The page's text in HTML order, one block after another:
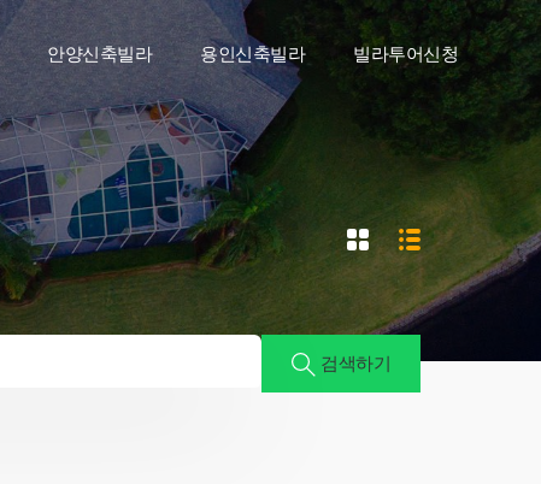
안양신축빌라 용인신축빌라 빌라투어신청
검색하기